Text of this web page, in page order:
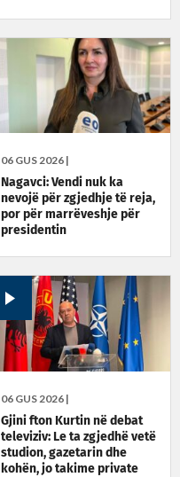
06 GUS 2026 |
Nagavci: Vendi nuk ka
nevojë për zgjedhje të reja,
por për marrëveshje për
presidentin
06 GUS 2026 |
Gjini fton Kurtin në debat
televiziv: Le ta zgjedhë vetë
studion, gazetarin dhe
kohën, jo takime private